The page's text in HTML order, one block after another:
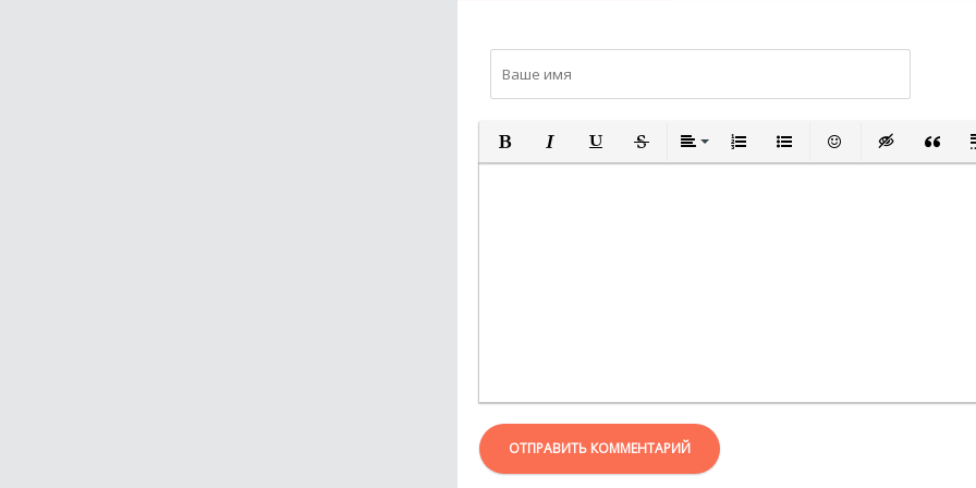
ПОЛУЖИРНЫЙ
КУРСИВПОДЧЕРКНУТЫЙ
ЗАЧЕРКНУТЫЙВЫРАВНИВАНИЕ
НУМЕРОВАННЫЙ СПИСОК
МАРКИРОВАННЫЙ
ВСТАВИТЬВСТАВКА
ОТПРАВИТЬ КОММЕНТАРИЙ